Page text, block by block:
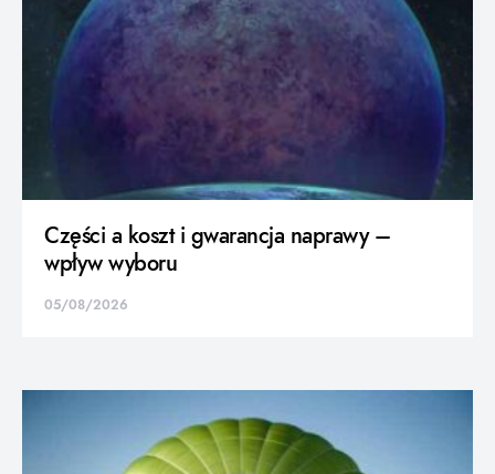
Części a koszt i gwarancja naprawy –
wpływ wyboru
05/08/2026